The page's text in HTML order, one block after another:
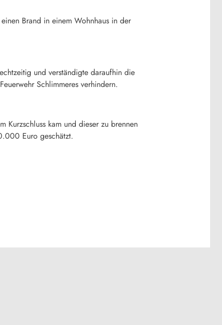
Brand in einem Wohnhaus in der
und verständigte daraufhin die
Schlimmeres verhindern.
Kurzschluss kam und dieser zu brennen
Euro geschätzt.